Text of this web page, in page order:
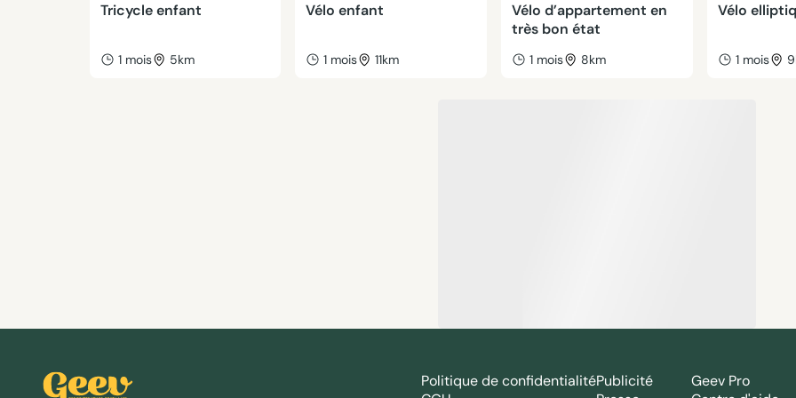
Tricycle enfant
1 mois 5km
Vélo enfant
1 mois 11km
Vélo d’appartement en
très bon état
1 mois 8km
Vélo
1 mois
Politique de confidentialitéPublicité
Geev Pro